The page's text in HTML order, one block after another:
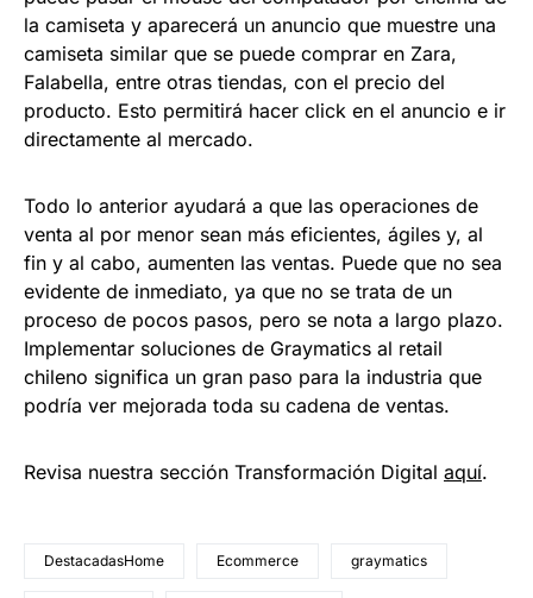
la camiseta y aparecerá un anuncio que muestre una
camiseta similar que se puede comprar en Zara,
Falabella, entre otras tiendas, con el precio del
producto. Esto permitirá hacer click en el anuncio e ir
directamente al mercado.
Todo lo anterior ayudará a que las operaciones de
venta al por menor sean más eficientes, ágiles y, al
fin y al cabo, aumenten las ventas. Puede que no sea
evidente de inmediato, ya que no se trata de un
proceso de pocos pasos, pero se nota a largo plazo.
Implementar soluciones de Graymatics al retail
chileno significa un gran paso para la industria que
podría ver mejorada toda su cadena de ventas.
Revisa nuestra sección Transformación Digital aquí.
DestacadasHome Ecommerce graymatics